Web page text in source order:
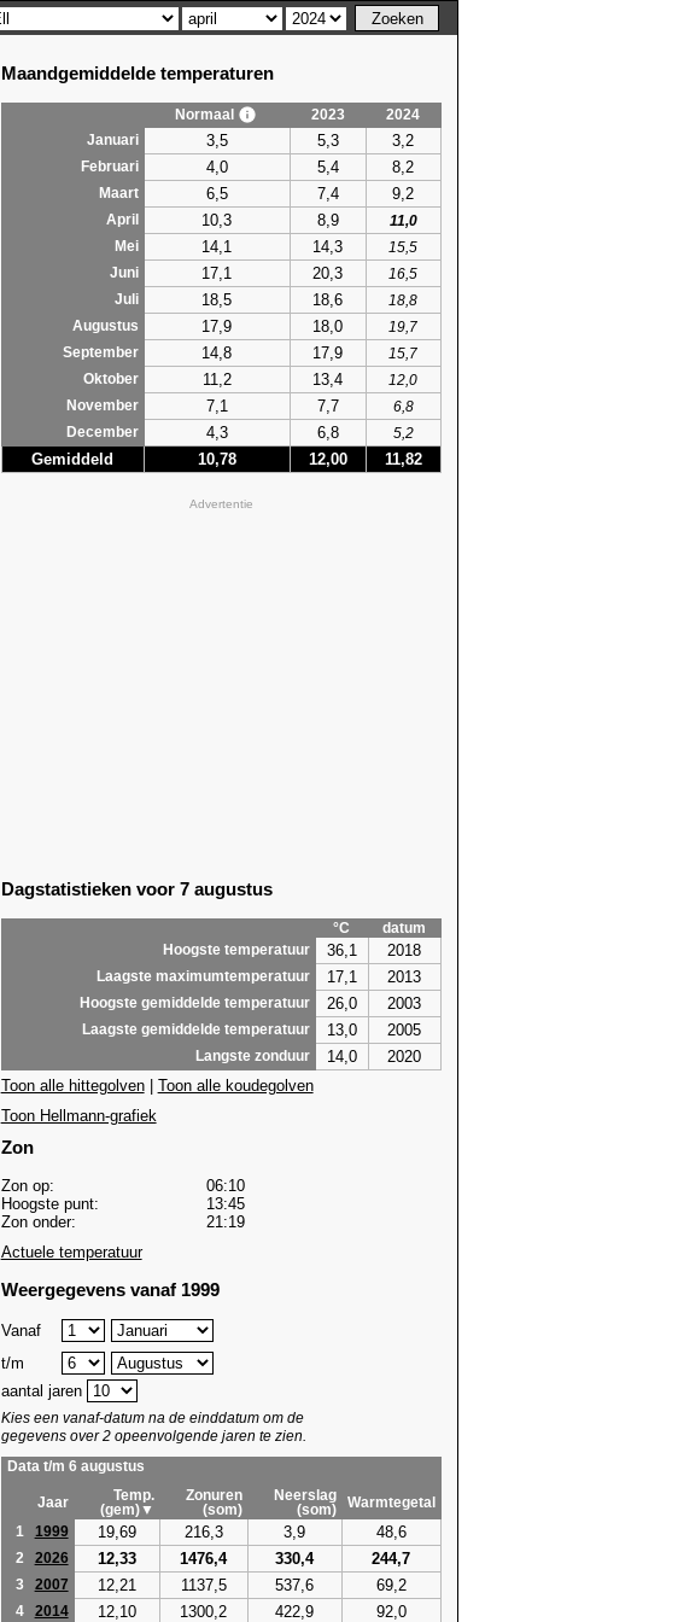
Maandgemiddelde temperaturen
Normaal 2023
2024
Januari
3,5 5,3 3,2
Februari 4,0 5,4 8,2
Maart 6,5 7,4 9,2
April 10,3 8,9
11,0
Mei
14,1 14,3
15,5
Juni
17,1 20,3
16,5
Juli
18,5 18,6
18,8
Augustus
17,9 18,0
19,7
September
14,8 17,9
15,7
Oktober
11,2 13,4
12,0
November
7,1 7,7
6,8
December
4,3 6,8 5,2
Gemiddeld 10,78 12,00 11,82
Advertentie
Dagstatistieken voor 7 augustus
°C
datum
Hoogste temperatuur
36,1 2018
Laagste maximumtemperatuur 17,1 2013
Hoogste gemiddelde temperatuur 26,0 2003
Laagste gemiddelde temperatuur 13,0 2005
Langste zonduur 14,0
2020
Toon alle hittegolven| Toon alle koudegolven
Toon Hellmann-grafiek
Zon
Zon op:
06:10
Hoogste punt:
13:45
Zon onder:
21:19
Actuele temperatuur
Weergegevens vanaf 1999
Vanaf
t/m
aantal jaren
Kies een vanaf-datum na de einddatum om de
gegevens over 2 opeenvolgende jaren te zien.
Data t/m 6 augustus
Jaar
Temp.
(gem)▼
Zonuren
(som)
Neerslag
(som)
Warmtegetal
1
1999 19,69 216,3 3,9 48,6
2 2026 12,33 1476,4 330,4 244,7
3 2007 12,21 1137,5 537,6 69,2
4 2014 12,10 1300,2 422,9 92,0